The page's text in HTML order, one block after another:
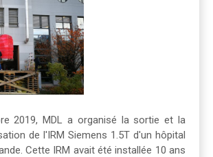
2019, MDL a organisé la sortie et la
de l'IRM Siemens 1.5T d'un hôpital
Cette IRM avait été installée 10 ans